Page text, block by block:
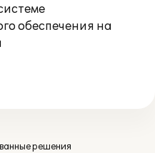
обеспечения на
решения